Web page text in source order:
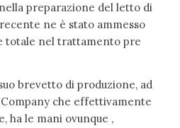
preparazione del letto di
ne è stato ammesso
totale nel trattamento pre
brevetto di produzione, ad
che effettivamente
ha le mani ovunque ,